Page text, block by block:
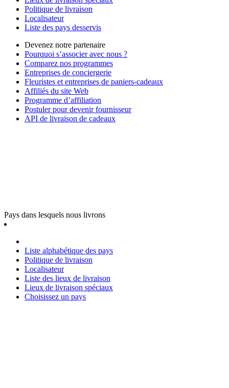
Politique de livraison
Localisateur
Liste des pays desservis
Devenez notre partenaire
Pourquoi s’associer avec nous ?
Comparez nos programmes
Entreprises de conciergerie
Fleuristes et entreprises de paniers-cadeaux
Affiliés du site Web
Programme d’affiliation
Postuler pour devenir fournisseur
API de livraison de cadeaux
Pays dans lesquels nous livrons
Liste alphabétique des pays
Politique de livraison
Localisateur
Liste des lieux de livraison
Lieux de livraison spéciaux
Choisissez un pays